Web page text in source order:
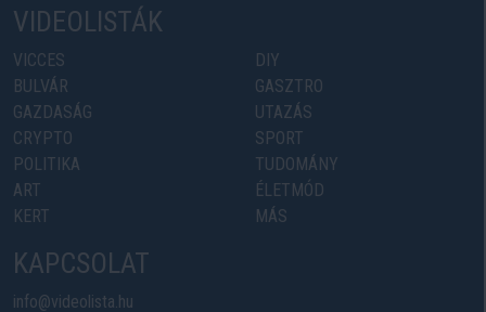
VIDEOLISTÁK
VICCES
BULVÁR
GAZDASÁG
CRYPTO
POLITIKA
ART
KERT
DIY
GASZTRO
UTAZÁS
SPORT
TUDOMÁNY
ÉLETMÓD
MÁS
KAPCSOLAT
info@videolista.hu